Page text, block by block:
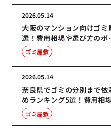
大阪のマンション向けゴ
選！費用相場や選び方のポ
2026.05.14
ゴミ屋敷
奈良県でゴミの分別まで
めランキング5選！費用相
2026.05.14
ゴミ屋敷